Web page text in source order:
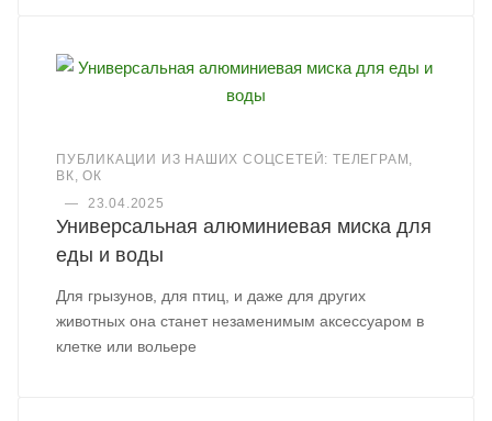
ПУБЛИКАЦИИ ИЗ НАШИХ СОЦСЕТЕЙ: ТЕЛЕГРАМ,
ВК, ОК
—
23.04.2025
Универсальная алюминиевая миска для
еды и воды
Для грызунов, для птиц, и даже для других
животных она станет незаменимым аксессуаром в
клетке или вольере